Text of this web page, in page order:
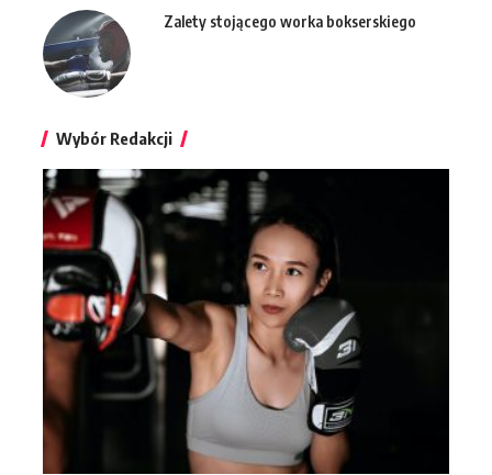
Zalety stojącego worka bokserskiego
Wybór Redakcji